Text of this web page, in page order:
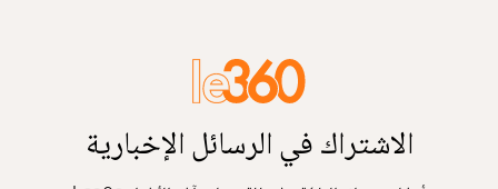
الاشتراك في الرسائل الإخبارية